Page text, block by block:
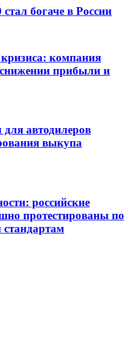
стал богаче в России
компания
прибыли и
автодилеров
выкупа
российские
протестированы по